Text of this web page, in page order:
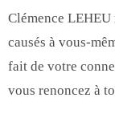
Clémence LEHEU
causés à vous-
fait de votre
vous renoncez à